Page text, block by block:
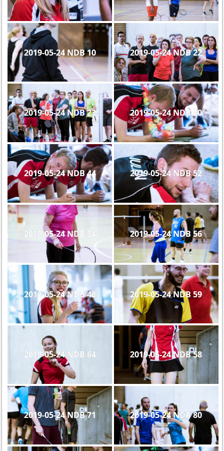
2019-05-24 NDB 10 2019-05-24 NDB 22
2019-05-24 NDB 23 2019-05-24 NDB 40
2019-05-24 NDB 44 2019-05-24 NDB 52
2019-05-24 NDB 54 2019-05-24 NDB 56
2019-05-24 NDB 48 2019-05-24 NDB 59
2019-05-24 NDB 64 2019-05-24 NDB 58
2019-05-24 NDB 71 2019-05-24 NDB 80